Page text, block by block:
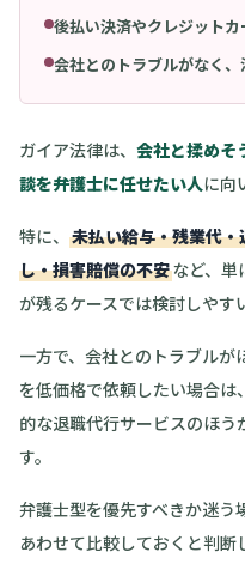
後払い決済やクレジット
会社とのトラブルがなく
ガイア法律は、 会社と揉めそ
談を弁護士に任せたい人に向
特に、 未払い給与・残業代
し・損害賠償の不安など、単
が残るケースでは検討しやす
一方で、会社とのトラブル
を低価格で依頼したい場合
的な退職代行サービスのほ
す。
弁護士型を優先すべきか迷う
あわせて比較しておくと判断